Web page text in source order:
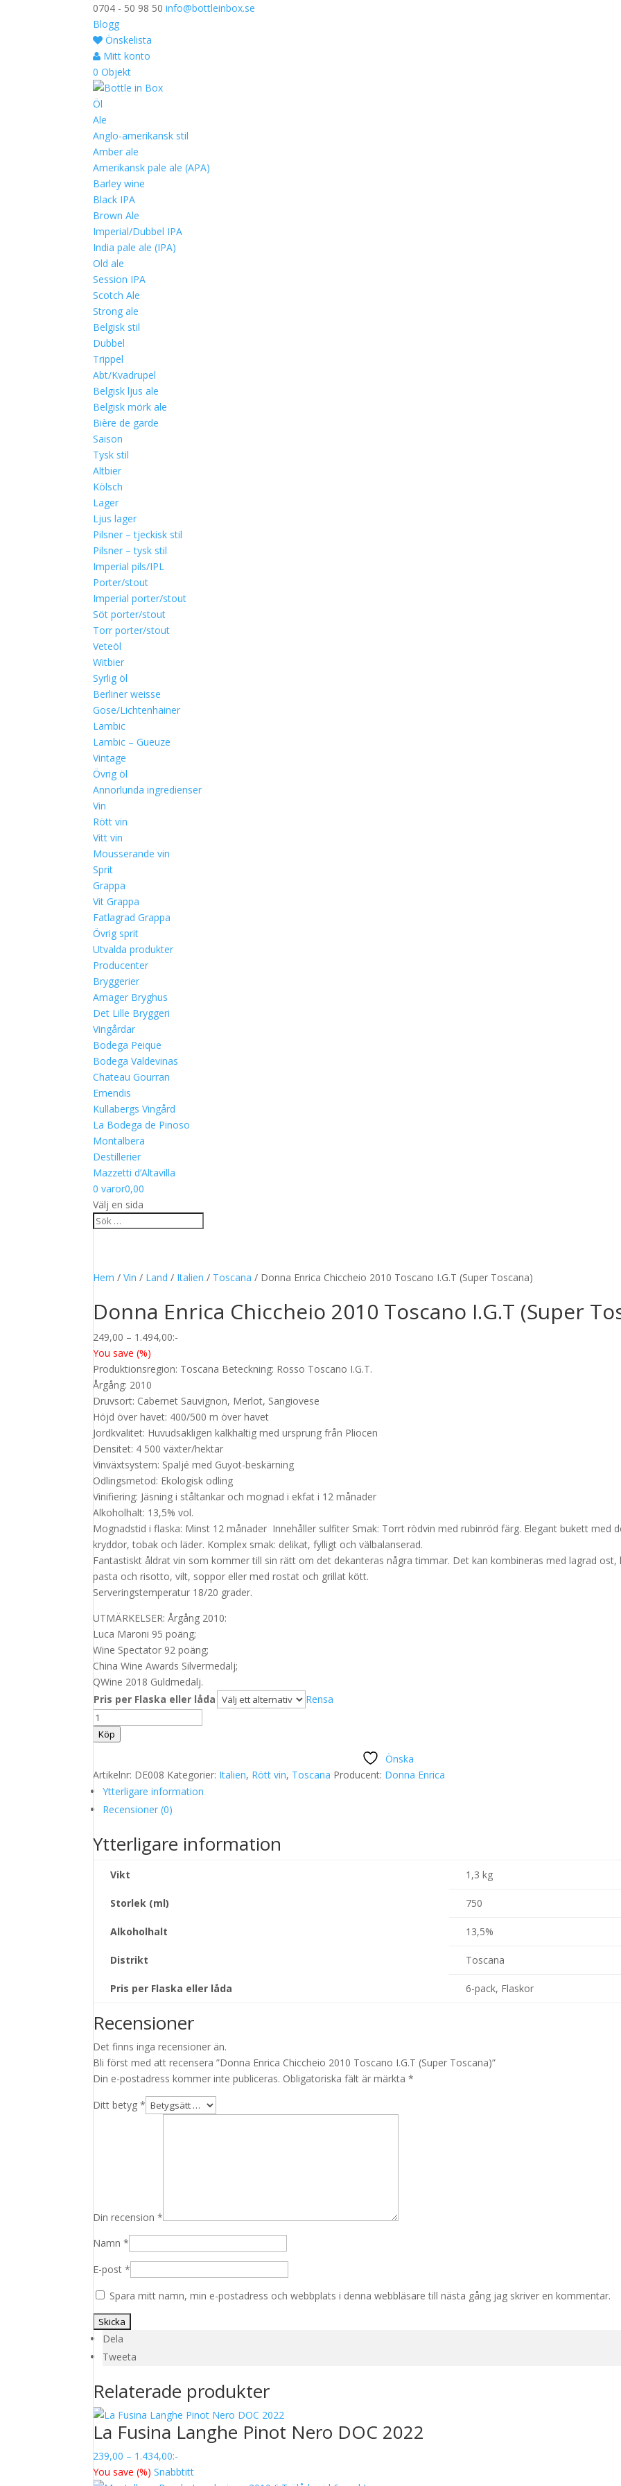
0704 - 50 98 50 info@bottleinbox.se
Blogg
Önskelista
Mitt konto
0 Objekt
Öl
Ale
Anglo-amerikansk stil
Amber ale
Amerikansk pale ale (APA)
Barley wine
Black IPA
Brown Ale
Imperial/Dubbel IPA
India pale ale (IPA)
Old ale
Session IPA
Scotch Ale
Strong ale
Belgisk stil
Dubbel
Trippel
Abt/Kvadrupel
Belgisk ljus ale
Belgisk mörk ale
Bière de garde
Saison
Tysk stil
Altbier
Kölsch
Lager
Ljus lager
Pilsner – tjeckisk stil
Pilsner – tysk stil
Imperial pils/IPL
Porter/stout
Imperial porter/stout
Söt porter/stout
Torr porter/stout
Veteöl
Witbier
Syrlig öl
Berliner weisse
Gose/Lichtenhainer
Lambic
Lambic – Gueuze
Vintage
Övrig öl
Annorlunda ingredienser
Vin
Rött vin
Vitt vin
Mousserande vin
Sprit
Grappa
Vit Grappa
Fatlagrad Grappa
Övrig sprit
Utvalda produkter
Producenter
Bryggerier
Amager Bryghus
Det Lille Bryggeri
Vingårdar
Bodega Peique
Bodega Valdevinas
Chateau Gourran
Emendis
Kullabergs Vingård
La Bodega de Pinoso
Montalbera
Destillerier
Mazzetti d’Altavilla
0 varor0,00
Välj en sida
Hem /Vin / Land / Italien / Toscana / Donna Enrica Chiccheio 2010 Toscano I.G.T (Super Toscana)
Donna Enrica Chiccheio 2010 Toscano I.G.T (Super
249,00 – 1.494,00Prisintervall:
till
:-
You save(%)
Produktionsregion: Toscana Beteckning: Rosso Toscano I.G.T.
Årgång: 2010
Druvsort: Cabernet Sauvignon, Merlot, Sangiovese
Höjd över havet: 400/500 m över havet
Jordkvalitet: Huvudsakligen kalkhaltig med ursprung från Pliocen
Densitet: 4 500 växter/hektar
Vinväxtsystem: Spaljé med Guyot-beskärning
Odlingsmetod: Ekologisk odling
Vinifiering: Jäsning i ståltankar och mognad i ekfat i 12 månader
Alkoholhalt: 13,5% vol.
Mognadstid i flaska: Minst 12 månader Innehåller sulfiter Smak: Torrt rödvin med rubinröd färg. Elegant bukett med
kryddor, tobak och läder. Komplex smak: delikat, fylligt och välbalanserad.
Fantastiskt åldrat vin som kommer till sin rätt om det dekanteras några timmar. Det kan kombineras med lagrad ost,
pasta och risotto, vilt, soppor eller med rostat och grillat kött.
Serveringstemperatur 18/20 grader.
UTMÄRKELSER: Årgång 2010:
Luca Maroni 95 poäng;
Wine Spectator 92 poäng;
China Wine Awards Silvermedalj;
QWine 2018 Guldmedalj.
Pris per Flaska eller låda
Rensa
Donna
Enrica
Toscano
I.G.T
(Super
mängd
Köp
Önska
Artikelnr: DE008 Kategorier: Italien, Rött vin, Toscana Producent: Donna Enrica
Ytterligare information
Recensioner (0)
Ytterligare information
Vikt 1,3 kg
Storlek (ml) 750
Alkoholhalt 13,5%
Distrikt Toscana
Pris per Flaska eller låda 6-pack, Flaskor
Recensioner
Det finns inga recensioner än.
Bli först med att recensera ”Donna Enrica Chiccheio 2010 Toscano I.G.T (Super Toscana)”
Din e-postadress kommer inte publiceras. Obligatoriska fält är märkta*
Ditt betyg*
Din recension*
Namn*
E-post*
Spara mitt namn, min e-postadress och webbplats i denna webbläsare till nästa gång jag skriver en kommentar.
Dela
Tweeta
Relaterade produkter
La Fusina Langhe Pinot Nero DOC 2022
239,00 – 1.434,00Prisintervall:
239,00
:-
You save(%)Snabbtitt